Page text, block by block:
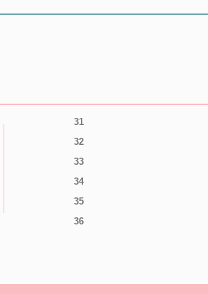
31
32
33
34
35
36